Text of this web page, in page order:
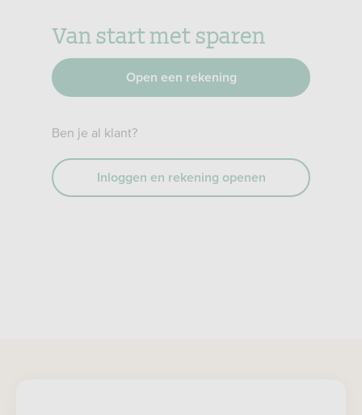
Van start met sparen
Open een rekening
Ben je al klant?
Inloggen en rekening openen